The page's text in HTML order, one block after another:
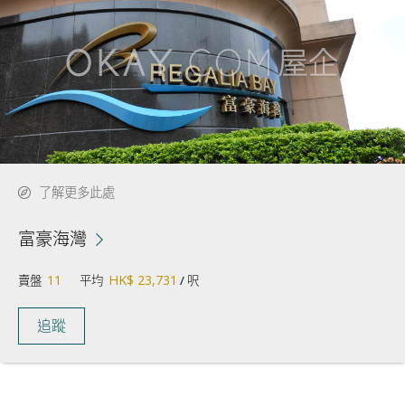
了解更多此處
富豪海灣
賣盤 11 平均 HK$ 23,731 / 呎
追蹤